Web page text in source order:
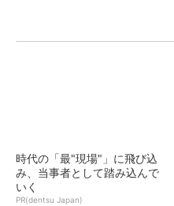
時代の「最"現場"」に飛び込
み、当事者として踏み込んで
いく
PR(dentsu Japan)